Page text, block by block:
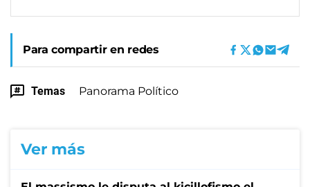
Para compartir en redes
Temas Panorama Político
Ver más